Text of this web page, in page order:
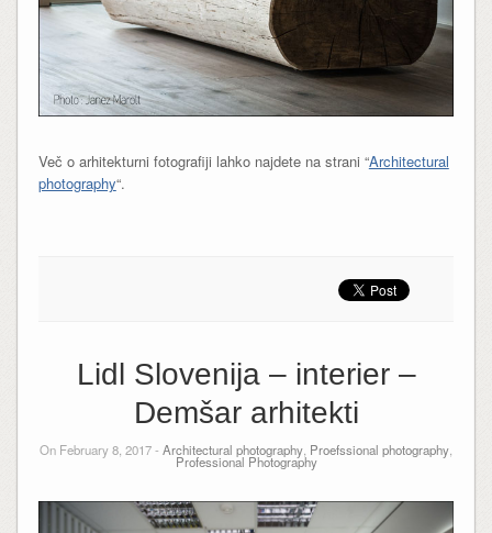
Več o arhitekturni fotografiji lahko najdete na strani “Architectural
photography“.
Lidl Slovenija – interier –
Demšar arhitekti
On February 8, 2017 - Architectural photography Proefssional photography
Professional Photography